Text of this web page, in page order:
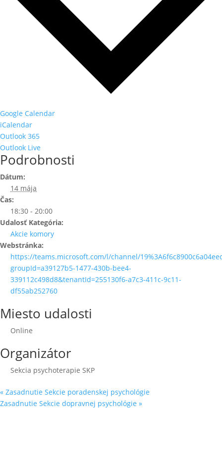
Google Calendar
iCalendar
Outlook 365
Outlook Live
Podrobnosti
Dátum:
14 mája
Čas:
18:30 - 20:00
Udalosť Kategória:
Akcie komory
Webstránka:
https://teams.microsoft.com/l/channel/
groupId=a39127b5-1477-430b-bee4-
339112c498d8&tenantId=255130f6-a7c3-411c-9c11-
df55ab252760
Miesto udalosti
Online
Organizátor
Sekcia psychoterapie SKP
« Zasadnutie Sekcie poradenskej psychológie
Zasadnutie Sekcie dopravnej psychológie »